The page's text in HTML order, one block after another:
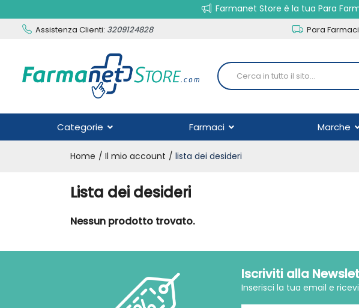
Farmanet Store è la tua Para
Assistenza Clienti: 3209124828 Para
Categorie Farmaci Marche
Home Il mio account lista dei desideri
Lista dei desideri
Nessun prodotto trovato.
Iscriviti alla
Inserisci la tua email e